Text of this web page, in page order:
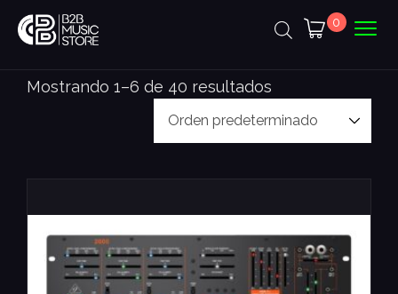
0
Mostrando 1–6 de 40 resultados